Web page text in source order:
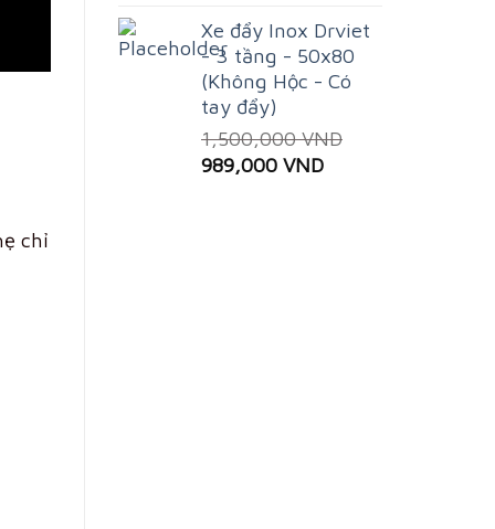
chỉ
Xe đẩy Inox Drviet
- 3 tầng - 50x80
(Không Hộc - Có
tay đẩy)
1,500,000VND
Original
989,000 VNDCurrent